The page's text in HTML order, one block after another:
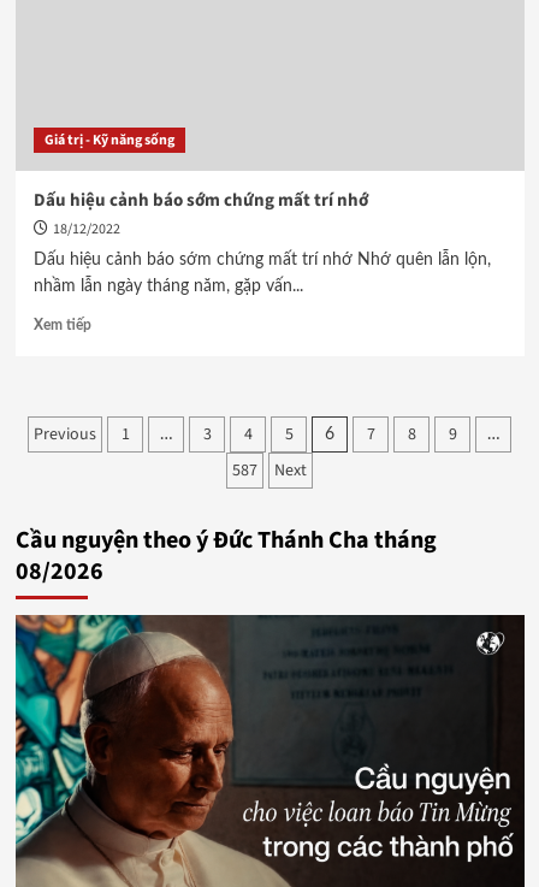
Giá trị - Kỹ năng sống
Dấu hiệu cảnh báo sớm chứng mất trí nhớ
18/12/2022
Dấu hiệu cảnh báo sớm chứng mất trí nhớ Nhớ quên lẫn lộn,
nhầm lẫn ngày tháng năm, gặp vấn...
Xem tiếp
Phân
bài
viết
Previous 1 … 3 4 5 6 7 8 9 …
587 Next
Cầu nguyện theo ý Đức Thánh Cha tháng
08/2026